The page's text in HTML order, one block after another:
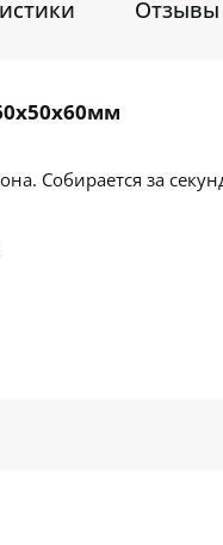
Отзывы
Собирается за